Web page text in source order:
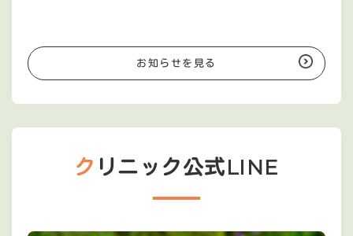
お知らせを見る
クリニック公式LINE